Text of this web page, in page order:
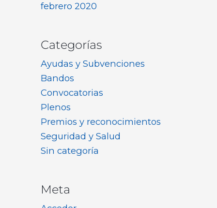
febrero 2020
Categorías
Ayudas y Subvenciones
Bandos
Convocatorias
Plenos
Premios y reconocimientos
Seguridad y Salud
Sin categoría
Meta